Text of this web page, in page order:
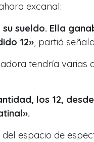
excanal:
sueldo. Ella
12», partió
tendría varias
los 12,
espacio de